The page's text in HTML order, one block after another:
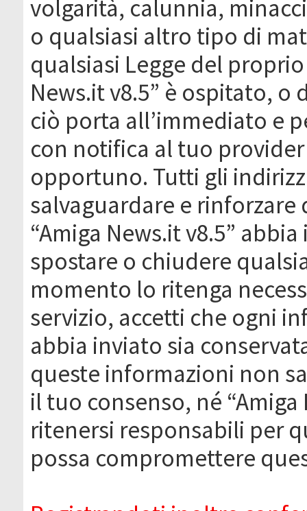
volgarità, calunnia,
o qualsiasi altro tipo di
qualsiasi Legge del
News.it v8.5” è ospitato, o
ciò porta all’immediato e
con notifica al tuo
opportuno. Tutti gli
salvaguardare e
“Amiga News.it v8.5”
spostare o chiudere
momento lo ritenga
servizio, accetti che ogni
abbia inviato sia
queste informazioni non
il tuo consenso, né
ritenersi responsabili per
possa compromettere